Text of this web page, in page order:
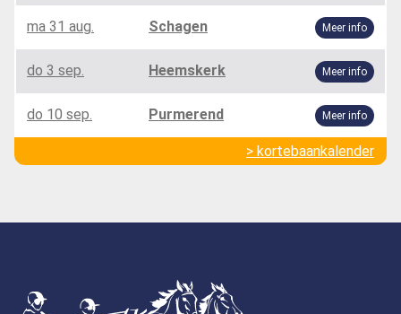
ma 31 aug. Schagen Meer info
do 3 sep. Heemskerk Meer info
do 10 sep. Purmerend Meer info
> kortebaankalender